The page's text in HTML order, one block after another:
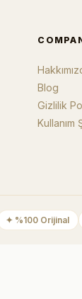
Blog
Gizlilik
Kullanım
✦ %100 Orijinal